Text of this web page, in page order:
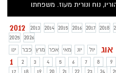
נוח ונורית מעוז. משפחתו
בתוקף לאפשרות שיבקר בקבר הוריו
2012 2013 2014 2015 2016 2017 2018
2025
2026
ינו
פבר מרץ אפר מאי יונ יול אוג
1 2 3 4 5 6 7 8 9
17
18 19 20 21 22 23 24